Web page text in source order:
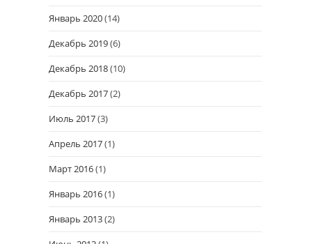
Январь 2020(14)
Декабрь 2019(6)
Декабрь 2018(10)
Декабрь 2017(2)
Июль 2017(3)
Апрель 2017(1)
Март 2016(1)
Январь 2016(1)
Январь 2013(2)